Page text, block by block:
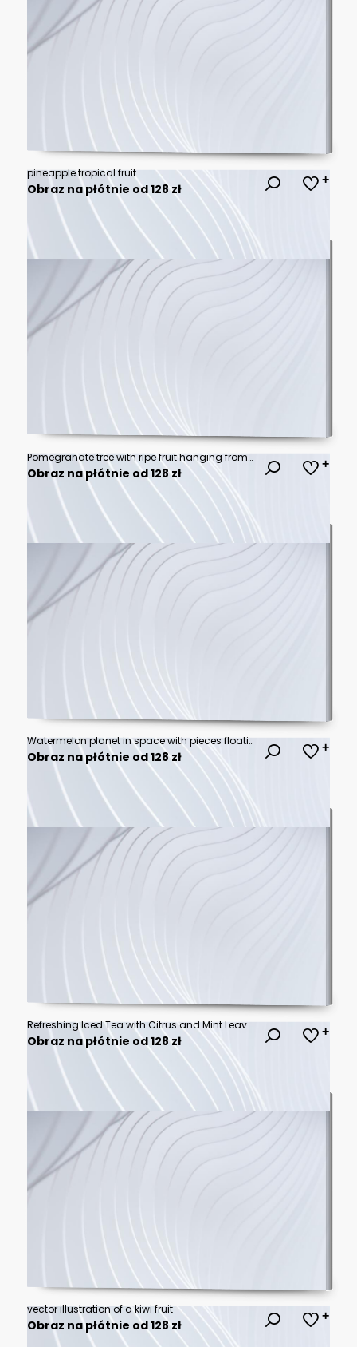
pineapple tropical fruit
Obraz na płótnie od 128 zł
Pomegranate tree with ripe fruit hanging from branches under a clear blue sky, showcasing a bountiful harvest.
Obraz na płótnie od 128 zł
Watermelon planet in space with pieces floating around.
Obraz na płótnie od 128 zł
Refreshing Iced Tea with Citrus and Mint Leaves Splashing into Glass
Obraz na płótnie od 128 zł
vector illustration of a kiwi fruit
Obraz na płótnie od 128 zł